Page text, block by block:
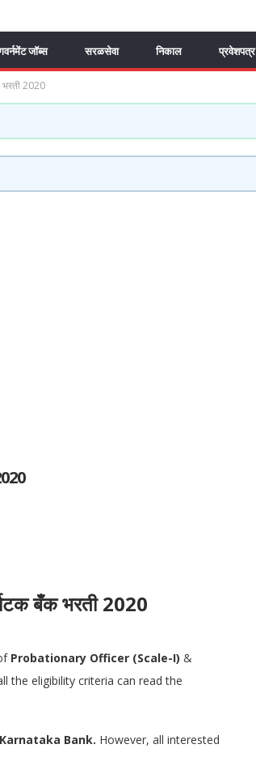
जॉब्स सरळसेवा निकाल प्रवेशपत्र
2020
बँकभरती 2020
Probationary Officer (Scale-I) &
the eligibility criteria can read the
Karnataka Bank. However, all interested